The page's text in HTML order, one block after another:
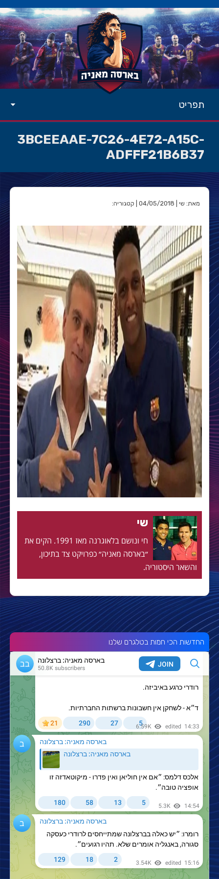
תפריט
3BCEEAAE-7C26-4E72-A15C-
ADFFF21B6B37
מאת: שי | 04/05/2018 | קטגוריה:
שי
חי ונושם בלאוגרנה מאז 1991. הקים את
״בארסה מאניה״ כפרויקט צד בתיכון,
והשאר היסטוריה.
החדשות הכי חמות בטלגרם שלנו